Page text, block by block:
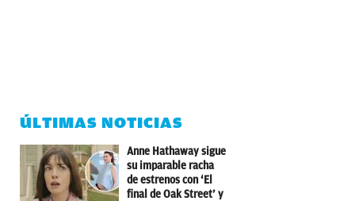
ÚLTIMAS NOTICIAS
Anne Hathaway sigue
su imparable racha
de estrenos con ‘El
final de Oak Street’ y